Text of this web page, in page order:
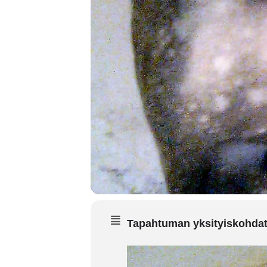
Tapahtuman yksityiskohdat